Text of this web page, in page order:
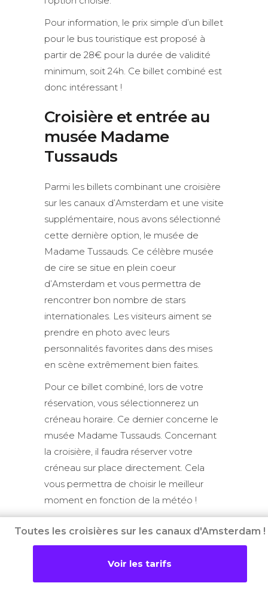
Toutes les croisières sur les canaux d'Amsterdam !
Voir les tarifs
Pour information, le prix simple d’un billet
pour le bus touristique est proposé à
partir de 28€ pour la durée de validité
minimum, soit 24h. Ce billet combiné est
donc intéressant !
Croisière et entrée au
musée Madame
Tussauds
Parmi les billets combinant une croisière
sur les canaux d’Amsterdam et une visite
supplémentaire, nous avons sélectionné
cette dernière option, le musée de
Madame Tussauds. Ce célèbre musée
de cire se situe en plein coeur
d’Amsterdam et vous permettra de
rencontrer bon nombre de stars
internationales. Les visiteurs aiment se
prendre en photo avec leurs
personnalités favorites dans des mises
en scène extrêmement bien faites.
Pour ce billet combiné, lors de votre
réservation, vous sélectionnerez un
créneau horaire. Ce dernier concerne le
musée Madame Tussauds. Concernant
la croisière, il faudra réserver votre
créneau sur place directement. Cela
vous permettra de choisir le meilleur
moment en fonction de la météo !